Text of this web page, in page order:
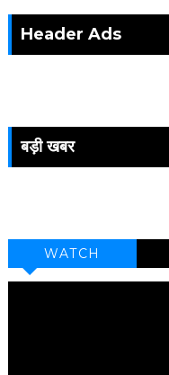
Header Ads
बड़ी खबर
WATCH